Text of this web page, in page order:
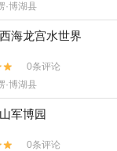
·博湖县
海龙宫水世界
0条评论
·博湖县
军博园
0条评论